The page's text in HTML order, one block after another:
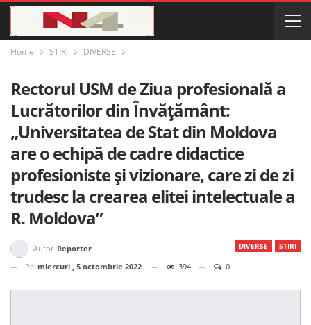
Home STIRI DIVERSE
Rectorul USM de Ziua profesională a
Lucrătorilor din Învățământ:
„Universitatea de Stat din Moldova
are o echipă de cadre didactice
profesioniste și vizionare, care zi de zi
trudesc la crearea elitei intelectuale a
R. Moldova”
DIVERSE STIRI
Autor Reporter
Pe miercuri , 5 octombrie 2022 394 0